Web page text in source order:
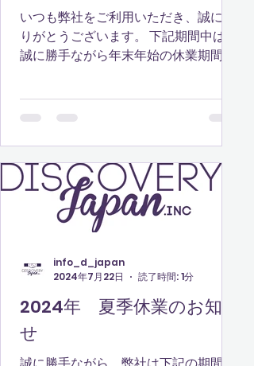
いつも弊社をご利用いただき、誠にあ
りがとうございます。 下記期間中は、
誠に勝手ながら年末年始の休業期間と
うお願い申し上げます。 《年末年始休
2025年1月5日（日...
2024年 夏季休業のお知ら
せ
info_d_japan
2024年7月22日
読了時間: 1分